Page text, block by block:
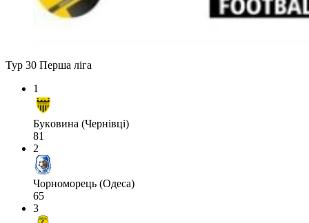
Тур 30 Перша ліга
1
Буковина (Чернівці)
81
2
Чорноморець (Одеса)
65
3